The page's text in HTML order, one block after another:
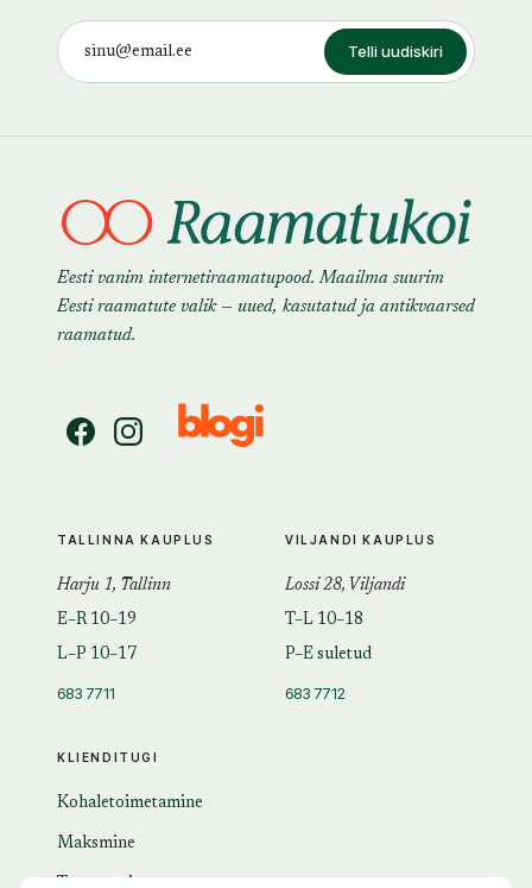
Telli uudiskiri
Eesti vanim internetiraamatupood. Maailma suurim
Eesti raamatute valik — uued, kasutatud ja antikvaarsed
raamatud.
KLIENDITUGI
Kohaletoimetamine
Maksmine
TALLINNA KAUPLUS
Harju 1, Tallinn
E–R 10–19
L–P 10–17
683 7711
VILJANDI KAUPLUS
Lossi 28, Viljandi
T–L 10–18
P–E suletud
683 7712